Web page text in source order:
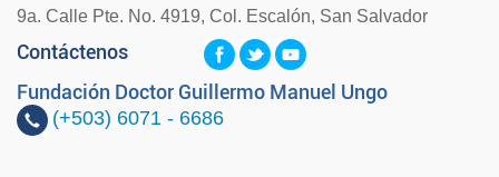
9a. Calle Pte. No. 4919, Col. Escalón, San Salvador
Contáctenos
Fundación Doctor Guillermo Manuel Ungo
(+503) 6071 - 6686